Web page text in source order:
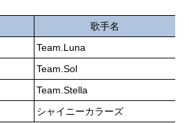
んご：能登麻美子星宮らいち：瀬戸
麻沙美光石織姫：松谷彼哉ジョニー
別府：保村真スタッフ原作：サンラ
イズ制作：サンライズ（BNPicture
s）原案：バンダイ監督：木村隆一シ
リーズ構成：加藤陽一キャラクター
デザイン：やぐちひろこ美術監督：
ンライブ！シリーズTHEIDOLM＠ST
ERキャスト天海春香：中村繪里子最
上静香：田所あずさ伊吹翼：Machico
エミリースチュアート：郁原ゆう大
神環：稲川英里北上麗花：平山笑美
北沢志保：雨宮天木下ひなた：田村
奈央高坂海美：上田麗奈桜守歌織：
歌手名
Team.Luna
Team.Sol
Team.Stella
シャイニーカラーズ